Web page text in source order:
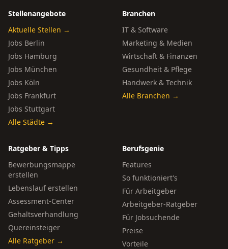
Stellenangebote
Aktuelle Stellen →
Jobs Berlin
Jobs Hamburg
Jobs München
Jobs Köln
Jobs Frankfurt
Jobs Stuttgart
Alle Städte →
Branchen
IT & Software
Marketing & Medien
Wirtschaft & Finanzen
Gesundheit & Pflege
Handwerk & Technik
Alle Branchen →
Ratgeber & Tipps
Bewerbungsmappe
erstellen
Lebenslauf erstellen
Assessment-Center
Gehaltsverhandlung
Quereinsteiger
Alle Ratgeber →
Berufsgenie
Features
So funktioniert's
Für Arbeitgeber
Arbeitgeber-Ratgeber
Für Jobsuchende
Preise
Vorteile